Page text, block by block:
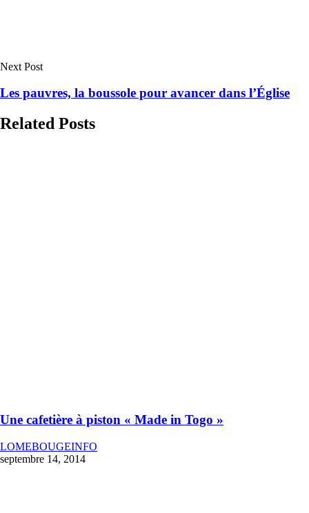
Next Post
Les pauvres, la boussole pour avancer dans l’Église
Related Posts
Une cafetière à piston « Made in Togo »
LOMEBOUGEINFO
septembre 14, 2014